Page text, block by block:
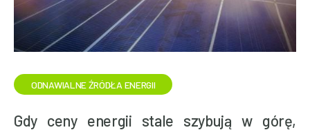
ODNAWIALNE ŹRÓDŁA ENERGII
Gdy ceny energii stale szybują w górę,